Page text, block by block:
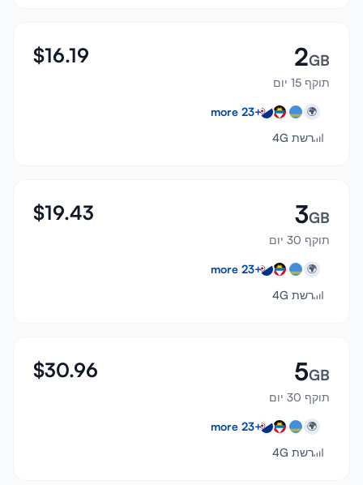
2GB
תוקף 15 יום
$16.19
🌍
+
23
רשת 4G
3GB
תוקף 30 יום
$19.43
🌍
+
23
רשת 4G
5GB
תוקף 30 יום
$30.96
🌍
+
23
רשת 4G